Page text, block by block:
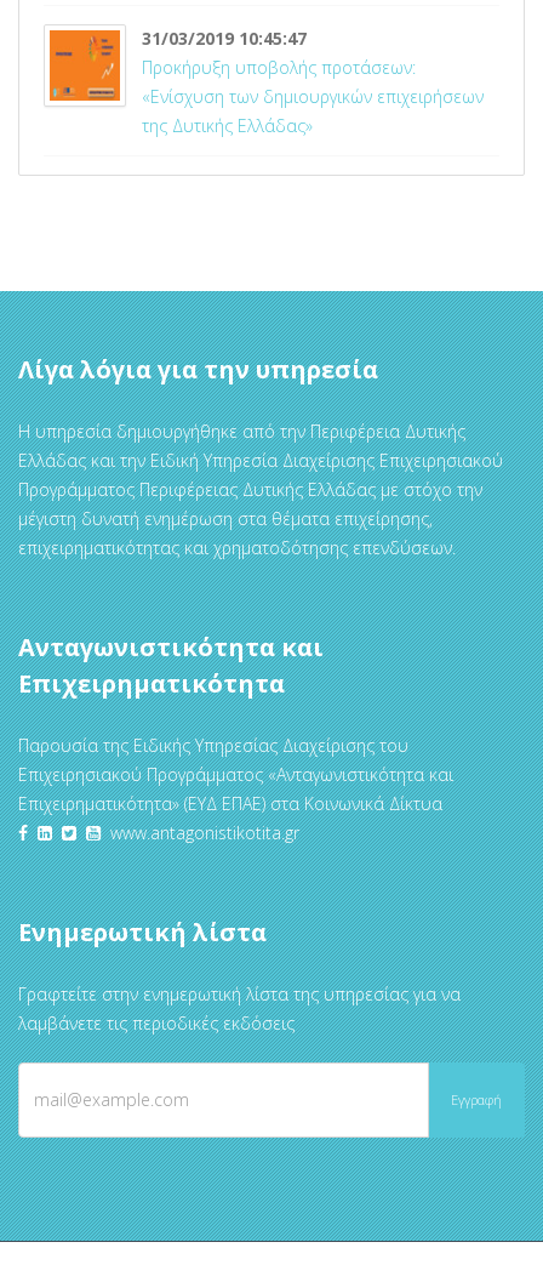
31/03/2019 10:45:47
Προκήρυξη υποβολής προτάσεων:
«Ενίσχυση των δημιουργικών επιχειρήσεων
της Δυτικής Ελλάδας»
Λίγα λόγια για την υπηρεσία
Η υπηρεσία δημιουργήθηκε από την Περιφέρεια Δυτικής
Ελλάδας και την Ειδική Υπηρεσία Διαχείρισης Επιχειρησιακού
Προγράμματος Περιφέρειας Δυτικής Ελλάδας με στόχο την
μέγιστη δυνατή ενημέρωση στα θέματα επιχείρησης,
επιχειρηματικότητας και χρηματοδότησης επενδύσεων.
Ανταγωνιστικότητα και
Επιχειρηματικότητα
Παρουσία της Ειδικής Υπηρεσίας Διαχείρισης του
Επιχειρησιακού Προγράμματος «Ανταγωνιστικότητα και
Επιχειρηματικότητα» (ΕΥΔ ΕΠΑΕ) στα Κοινωνικά Δίκτυα
www.antagonistikotita.gr
Ενημερωτική λίστα
Γραφτείτε στην ενημερωτική λίστα της υπηρεσίας για να
λαμβάνετε τις περιοδικές εκδόσεις